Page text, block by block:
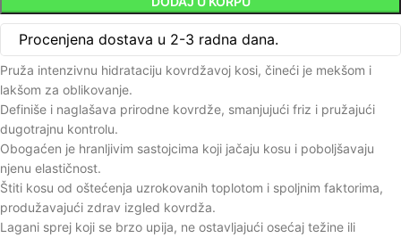
Procenjena dostava u 2-3 radna dana.
Pruža intenzivnu hidrataciju kovrdžavoj kosi, čineći je mekšom i
lakšom za oblikovanje.
Definiše i naglašava prirodne kovrdže, smanjujući friz i pružajući
dugotrajnu kontrolu.
Obogaćen je hranljivim sastojcima koji jačaju kosu i poboljšavaju
njenu elastičnost.
Štiti kosu od oštećenja uzrokovanih toplotom i spoljnim faktorima,
produžavajući zdrav izgled kovrdža.
Lagani sprej koji se brzo upija, ne ostavljajući osećaj težine ili